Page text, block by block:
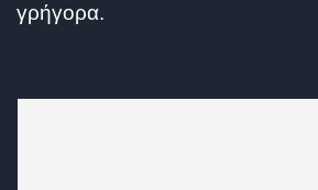
γρήγορα.